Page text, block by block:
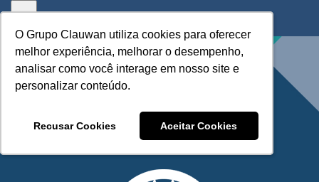
O Grupo Clauwan utiliza cookies para oferecer
melhor experiência, melhorar o desempenho,
analisar como você interage em nosso site e
personalizar conteúdo.
Recusar Cookies Aceitar Cookies
O Grupo Clauwan utiliza cookies para oferecer
melhor experiência, melhorar o desempenho,
analisar como você interage em nosso site e
personalizar conteúdo.
Recusar Cookies Aceitar Cookies
Skip
content